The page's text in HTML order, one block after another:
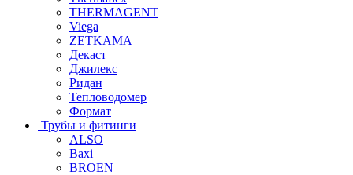
THERMAGENT
Viega
ZETKAMA
Декаст
Джилекс
Ридан
Тепловодомер
Формат
Трубы и фитинги
ALSO
Baxi
BROEN